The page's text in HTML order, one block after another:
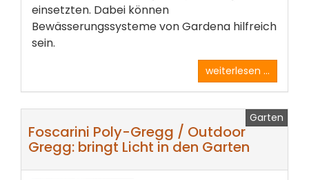
einsetzten. Dabei können
Bewässerungssysteme von Gardena hilfreich
sein.
weiterlesen ...
Garten
Foscarini Poly-Gregg / Outdoor
Gregg: bringt Licht in den Garten